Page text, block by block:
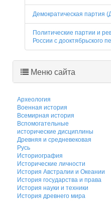
Демократическая партия
Политические партии и
России c дооктябрьского
Меню сайта
Археология
Военная история
Всемирная история
Вспомогательные
исторические дисциплины
Древняя и средневековая
Русь
Историография
Исторические личности
История Австралии и Океании
История государства и права
История науки и техники
История древнего мира